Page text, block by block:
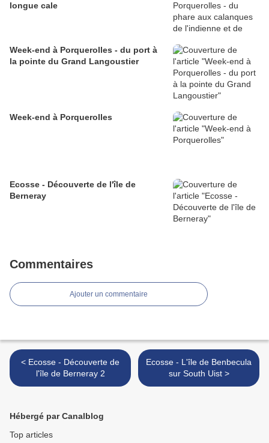
longue cale
Week-end à Porquerolles - du port à
la pointe du Grand Langoustier
Week-end à Porquerolles
Ecosse - Découverte de l'île de
Berneray
Commentaires
Ajouter un commentaire
< Ecosse - Découverte de
l'île de Berneray 2
Ecosse - L'île de Benbecula
sur South Uist >
Hébergé par Canalblog
Top articles